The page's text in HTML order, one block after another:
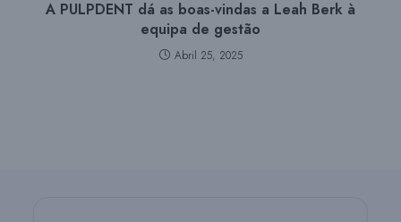
A PULPDENT dá as boas-vindas a Leah Berk à
equipa de gestão
Abril 25, 2025